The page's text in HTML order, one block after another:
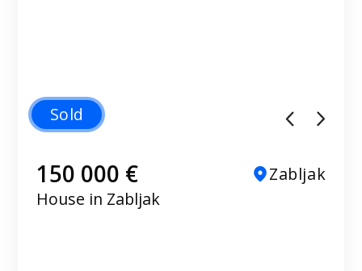
Sold
150 000 €
Zabljak
House in Zabljak